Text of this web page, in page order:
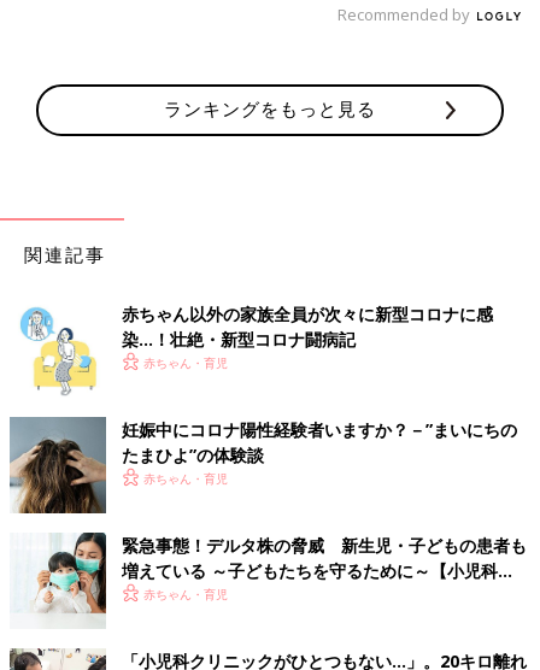
Recommended by
ランキングをもっと見る
関連記事
赤ちゃん以外の家族全員が次々に新型コロナに感
染…！壮絶・新型コロナ闘病記
赤ちゃん・育児
妊娠中にコロナ陽性経験者いますか？－”まいにちの
たまひよ”の体験談
赤ちゃん・育児
緊急事態！デルタ株の脅威 新生児・子どもの患者も
増えている ～子どもたちを守るために～【小児科
医】赤ちゃん・育児
「小児科クリニックがひとつもない…」。20キロ離れ